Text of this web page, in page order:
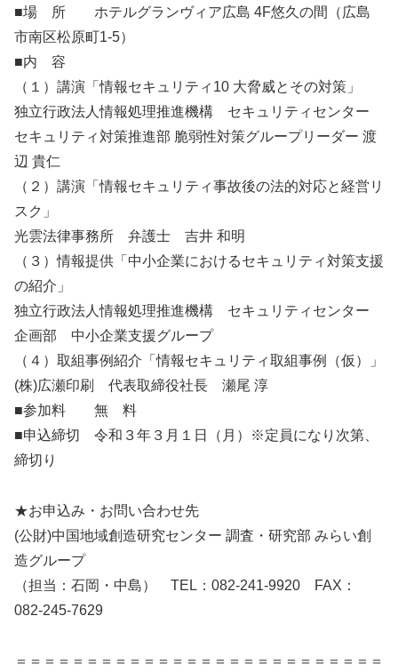
■場 所 ホテルグランヴィア広島 4F悠久の間（広島
市南区松原町1-5）
■内 容
（１）講演「情報セキュリティ10 大脅威とその対策」
独立行政法人情報処理推進機構 セキュリティセンター
セキュリティ対策推進部 脆弱性対策グループリーダー 渡
辺 貴仁
（２）講演「情報セキュリティ事故後の法的対応と経営リ
スク」
光雲法律事務所 弁護士 吉井 和明
（３）情報提供「中小企業におけるセキュリティ対策支援
の紹介」
独立行政法人情報処理推進機構 セキュリティセンター
企画部 中小企業支援グループ
（４）取組事例紹介「情報セキュリティ取組事例（仮）」
(株)広瀬印刷 代表取締役社長 瀬尾 淳
■参加料 無 料
■申込締切 令和３年３月１日（月）※定員になり次第、
締切り
★お申込み・お問い合わせ先
(公財)中国地域創造研究センター 調査・研究部 みらい創
造グループ
（担当：石岡・中島） TEL：082-241-9920 FAX：
082-245-7629
＝＝＝＝＝＝＝＝＝＝＝＝＝＝＝＝＝＝＝＝＝＝＝＝＝＝